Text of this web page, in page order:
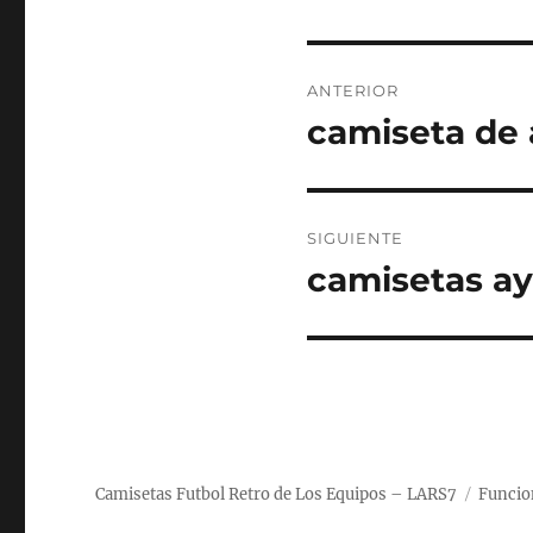
de
ANTERIOR
Entrada
camiseta
SIGUIENTE
Entrada
camisetas
Camisetas Futbol Retro de Los Equipos – LARS7